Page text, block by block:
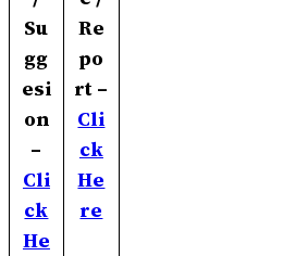
Su
gg
esi
on
–
Cli
ck
He
Re
po
rt –
Cli
ck
He
re